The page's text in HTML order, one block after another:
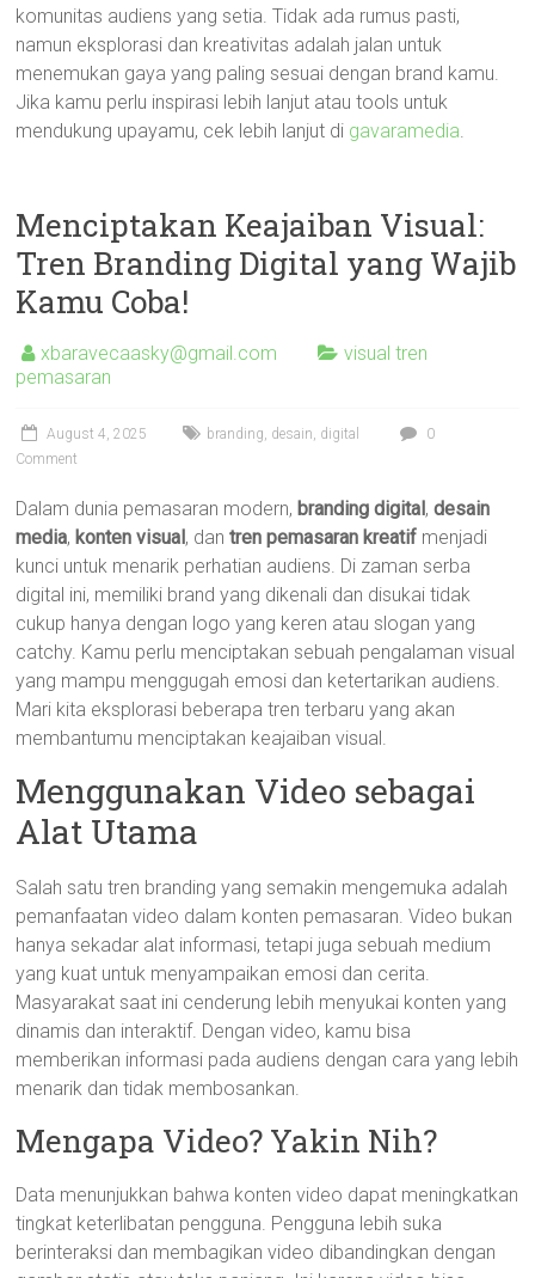
komunitas audiens yang setia. Tidak ada rumus pasti,
namun eksplorasi dan kreativitas adalah jalan untuk
menemukan gaya yang paling sesuai dengan brand kamu.
Jika kamu perlu inspirasi lebih lanjut atau tools untuk
mendukung upayamu, cek lebih lanjut di gavaramedia.
Menciptakan Keajaiban Visual:
Tren Branding Digital yang Wajib
Kamu Coba!
xbaravecaasky@gmail.com
visual tren
pemasaran
August 4, 2025 branding, desain, digital
0
Comment
Dalam dunia pemasaran modern, branding digital,desain
media, konten visual, dantren pemasaran kreatif menjadi
kunci untuk menarik perhatian audiens. Di zaman serba
digital ini, memiliki brand yang dikenali dan disukai tidak
cukup hanya dengan logo yang keren atau slogan yang
catchy. Kamu perlu menciptakan sebuah pengalaman visual
yang mampu menggugah emosi dan ketertarikan audiens.
Mari kita eksplorasi beberapa tren terbaru yang akan
membantumu menciptakan keajaiban visual.
Menggunakan Video sebagai
Alat Utama
Salah satu tren branding yang semakin mengemuka adalah
pemanfaatan video dalam konten pemasaran. Video bukan
hanya sekadar alat informasi, tetapi juga sebuah medium
yang kuat untuk menyampaikan emosi dan cerita.
Masyarakat saat ini cenderung lebih menyukai konten yang
dinamis dan interaktif. Dengan video, kamu bisa
memberikan informasi pada audiens dengan cara yang lebih
menarik dan tidak membosankan.
Mengapa Video? Yakin Nih?
Data menunjukkan bahwa konten video dapat meningkatkan
tingkat keterlibatan pengguna. Pengguna lebih suka
berinteraksi dan membagikan video dibandingkan dengan